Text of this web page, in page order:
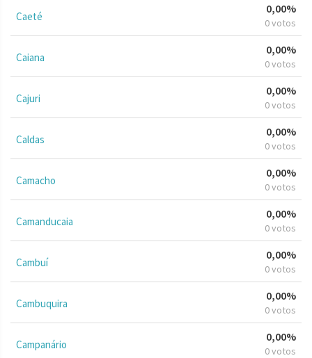
Caeté
0,00%
0 votos
Caiana
0,00%
0 votos
Cajuri
0,00%
0 votos
Caldas
0,00%
0 votos
Camacho
0,00%
0 votos
Camanducaia
0,00%
0 votos
Cambuí
0,00%
0 votos
Cambuquira
0,00%
0 votos
Campanário
0,00%
0 votos